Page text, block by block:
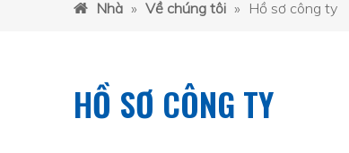
Nhà » Về chúng tôi » Hồ sơ công ty
HỒ SƠ CÔNG TY